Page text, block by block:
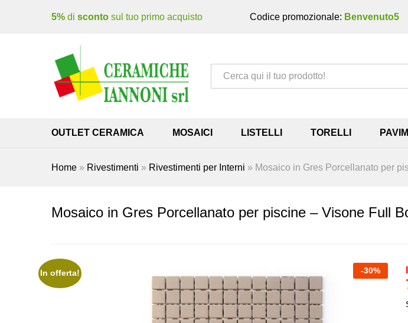
5% di sconto sul tuo primo acquisto Codice promozionale: Benvenuto5
Tutto
OUTLET CERAMICA MOSAICI LISTELLI TORELLI
Home » Rivestimenti » Rivestimenti per Interni » Mosaico in Gres Porcellanato per
Mosaico in Gres Porcellanato per piscine – Visone Full
In offerta! -30%